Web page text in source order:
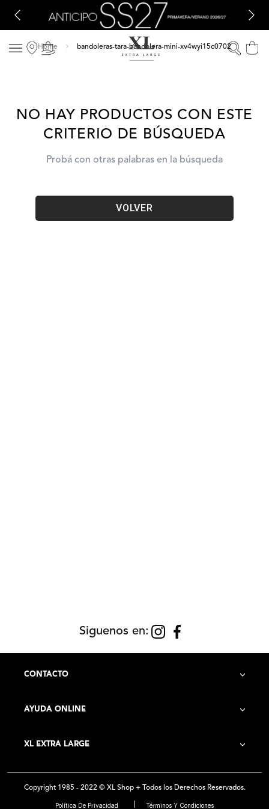
bandoleras-tara-bandolera-mini-xv4wyi15c0702
NO HAY PRODUCTOS CON ESTE
CRITERIO DE BÚSQUEDA
Probá con otras palabras en la búsqueda
VOLVER
Siguenos en:
CONTACTO
AYUDA ONLINE
Contacto
Preguntas Frecuentes
XL EXTRA LARGE
Historia de la Empresa
Copyright 1985 - 2022 © XL Shop + Todos los Derechos Reservados.
Política De Privacidad Términos Y Condiciones